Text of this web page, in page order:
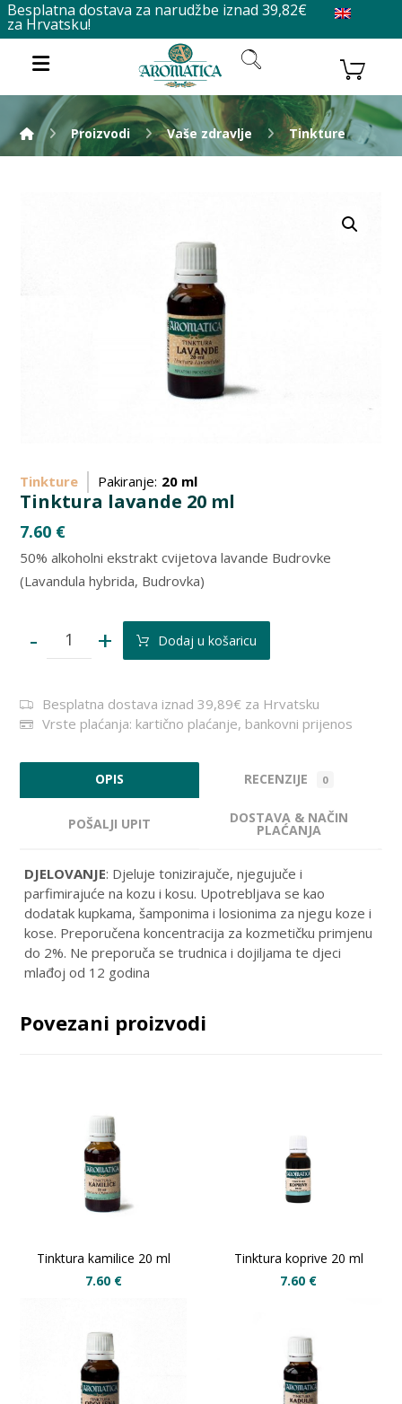
Besplatna dostava za narudžbe iznad 39,82€
za Hrvatsku!
Proizvodi Vaše zdravlje Tinkture
Tinkture Pakiranje: 20 ml
Tinktura lavande 20 ml
7.60 €
50% alkoholni ekstrakt cvijetova lavande Budrovke
(Lavandula hybrida, Budrovka)
- + Dodaj u košaricu
Besplatna dostava iznad 39,89€ za Hrvatsku
Vrste plaćanja: kartično plaćanje, bankovni prijenos
OPIS RECENZIJE 0
POŠALJI UPIT DOSTAVA & NAČIN
PLAĆANJA
DJELOVANJE: Djeluje tonizirajuče, njegujuče i
parfimirajuće na kozu i kosu. Upotrebljava se kao
dodatak kupkama, šamponima i losionima za njegu koze i
kose. Preporučena koncentracija za kozmetičku primjenu
do 2%. Ne preporuča se trudnica i dojiljama te djeci
mlađoj od 12 godina
Povezani proizvodi
Tinktura kamilice 20 ml
7.60 €
Tinktura koprive 20 ml
7.60 €